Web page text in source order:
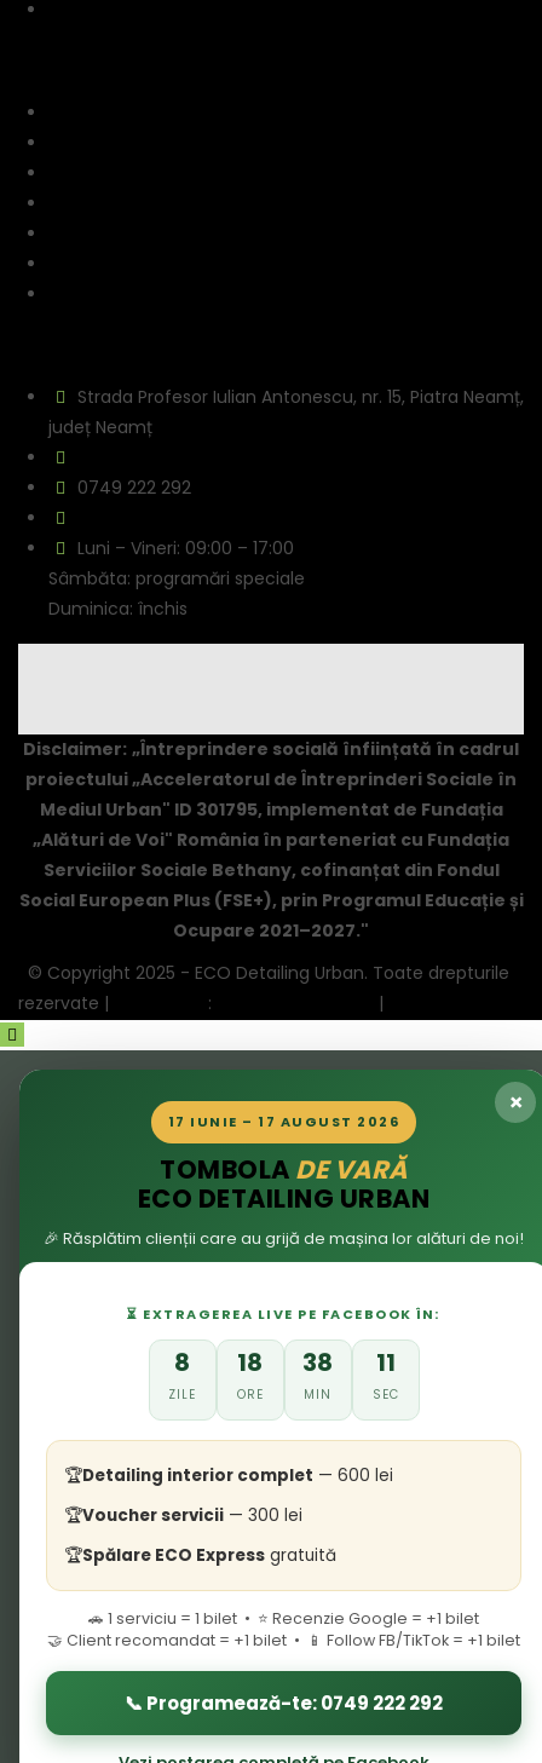
Strada Profesor Iulian Antonescu, nr. 15, Piatra Neamț,
județ Neamț
0749 222 292
Luni – Vineri: 09:00 – 17:00
Sâmbăta: programări speciale
Duminica: închis
Disclaimer: „Întreprindere socială înființată în cadrul
proiectului „Acceleratorul de Întreprinderi Sociale în
Mediul Urban" ID 301795, implementat de Fundația
„Alături de Voi" România în parteneriat cu Fundația
Serviciilor Sociale Bethany, cofinanțat din Fondul
Social European Plus (FSE+), prin Programul Educație și
Ocupare 2021–2027."
© Copyright 2025 - ECO Detailing Urban. Toate drepturile
rezervate |
: |
×
17 IUNIE – 17 AUGUST 2026
TOMBOLA DE VARĂ
ECO DETAILING URBAN
🎉 Răsplătim clienții care au grijă de mașina lor alături de noi!
⏳ EXTRAGEREA LIVE PE FACEBOOK ÎN:
8
ZILE
18
ORE
38
MIN
10
SEC
Detailing interior complet — 600 lei
Voucher servicii — 300 lei
Spălare ECO Express gratuită
🚗 1 serviciu = 1 bilet • ⭐ Recenzie Google = +1 bilet
🤝 Client recomandat = +1 bilet • 📱 Follow FB/TikTok = +1 bilet
📞 Programează-te: 0749 222 292